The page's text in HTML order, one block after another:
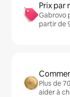
Prix par
Gabrovo
partir de
Plus de
aider à